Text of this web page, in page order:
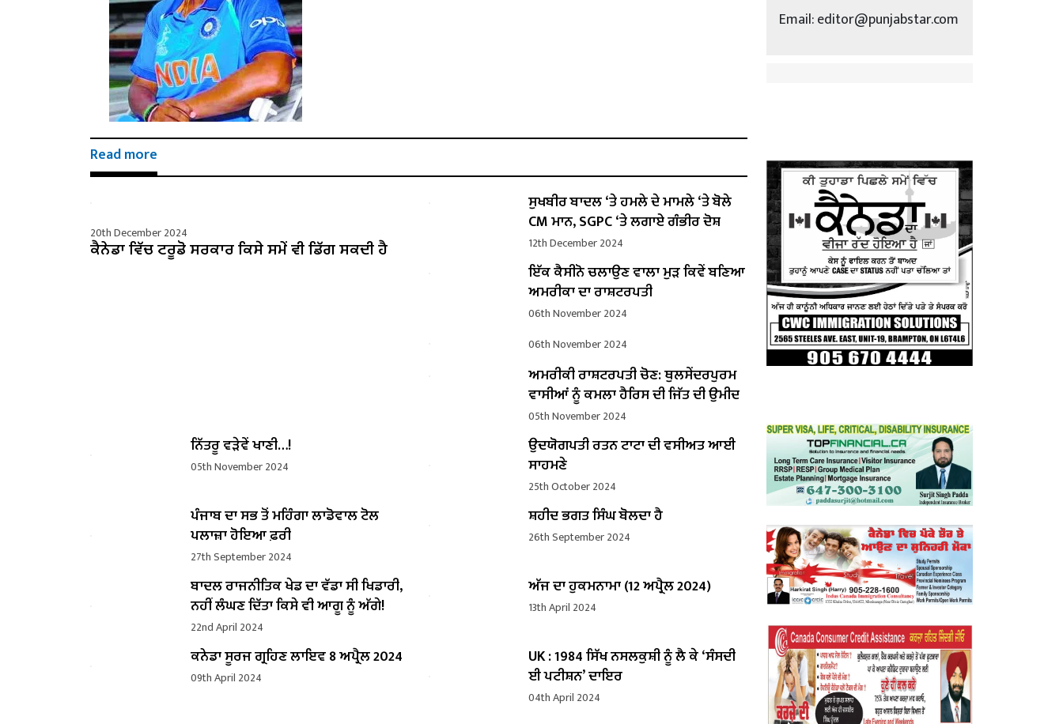
Read more
20th December 2024
ਕੈਨੇਡਾ ਵਿੱਚ ਟਰੂਡੋ ਸਰਕਾਰ ਕਿਸੇ ਸਮੇਂ ਵੀ ਡਿੱਗ ਸਕਦੀ ਹੈ
ਸੁਖਬੀਰ ਬਾਦਲ ‘ਤੇ ਹਮਲੇ ਦੇ ਮਾਮਲੇ ‘ਤੇ ਬੋਲੇ ​​
CM ਮਾਨ, SGPC ‘ਤੇ ਲਗਾਏ ਗੰਭੀਰ ਦੋਸ਼
12th December 2024
ਇੱਕ ਕੈਸੀਨੋ ਚਲਾਉਣ ਵਾਲਾ ਮੁੜ ਕਿਵੇਂ ਬਣਿਆ
ਅਮਰੀਕਾ ਦਾ ਰਾਸ਼ਟਰਪਤੀ
06th November 2024
06th November 2024
ਅਮਰੀਕੀ ਰਾਸ਼ਟਰਪਤੀ ਚੋਣ: ਥੁਲਸੇਂਦਰਪੁਰਮ
ਵਾਸੀਆਂ ਨੂੰ ਕਮਲਾ ਹੈਰਿਸ ਦੀ ਜਿੱਤ ਦੀ ਉਮੀਦ
05th November 2024
ਨਿੱਤਰੂ ਵੜੇਵੇਂ ਖਾਣੀ…!
05th November 2024
ਉਦਯੋਗਪਤੀ ਰਤਨ ਟਾਟਾ ਦੀ ਵਸੀਅਤ ਆਈ
ਸਾਹਮਣੇ
25th October 2024
ਪੰਜਾਬ ਦਾ ਸਭ ਤੋਂ ਮਹਿੰਗਾ ਲਾਡੋਵਾਲ ਟੋਲ
ਪਲਾਜ਼ਾ ਹੋਇਆ ਫ਼ਰੀ
27th September 2024
ਸ਼ਹੀਦ ਭਗਤ ਸਿੰਘ ਬੋਲਦਾ ਹੈ
26th September 2024
ਬਾਦਲ ਰਾਜਨੀਤਿਕ ਖੇਡ ਦਾ ਵੱਡਾ ਸੀ ਖਿਡਾਰੀ,
ਨਹੀਂ ਲੰਘਣ ਦਿੱਤਾ ਕਿਸੇ ਵੀ ਆਗੂ ਨੂੰ ਅੱਗੇ!
22nd April 2024
ਅੱਜ ਦਾ ਹੁਕਮਨਾਮਾ (12 ਅਪ੍ਰੈਲ 2024)
13th April 2024
ਕਨੇਡਾ ਸੂਰਜ ਗ੍ਰਹਿਣ ਲਾਇਵ 8 ਅਪ੍ਰੈਲ 2024
09th April 2024
UK : 1984 ਸਿੱਖ ਨਸਲਕੁਸ਼ੀ ਨੂੰ ਲੈ ਕੇ ‘ਸੰਸਦੀ
ਈ ਪਟੀਸ਼ਨ’ ਦਾਇਰ
04th April 2024
Email: editor@punjabstar.com